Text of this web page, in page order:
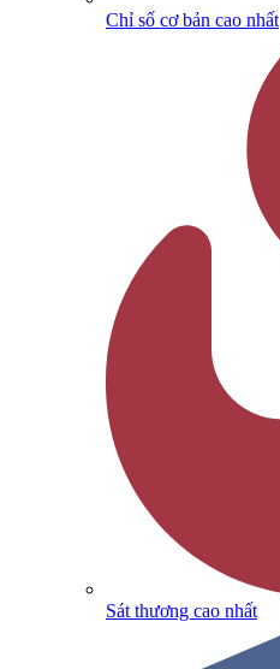
Chỉ số cơ bản cao nhất
Sát thương cao nhất